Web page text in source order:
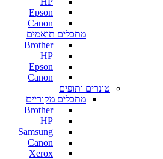
Epson
Canon
מתכלים תואמים
Brother
HP
Epson
Canon
טונרים ותופים
מתכלים מקוריים
Brother
HP
Samsung
Canon
Xerox